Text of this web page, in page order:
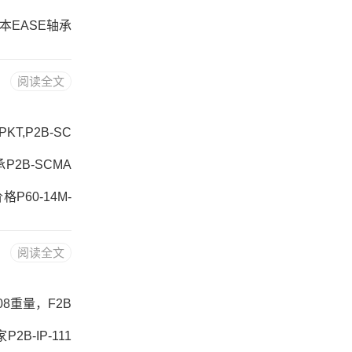
EASE轴承
GTH-5
阅读全文
SC
P2B-SCMA
P60-14M-
XL 81
阅读全文
重量，F2B
P2B-IP-111